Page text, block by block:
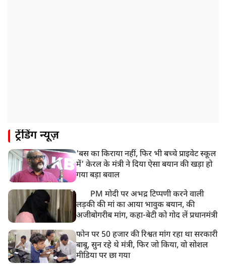
ट्रेंडिंग न्यूज़
'बस का किराया नहीं, फिर भी बच्चे प्राइवेट स्कूल
में' केरल के मंत्री ने दिया ऐसा बयान की खड़ा हो
गया बड़ा बवाल
PM मोदी पर अभद्र टिप्पणी करने वाली
लड़की की मां का आया भावुक बयान, की
अजीबोगरीब मांग, कहा-बेटी को गोद लें प्रधानमंत्री
फोन पर 50 हजार की रिश्वत मांग रहा था सरकारी
बाबू, सुन रहे थे मंत्री, फिर जो किया, वो सोशल
मीडिया पर छा गया